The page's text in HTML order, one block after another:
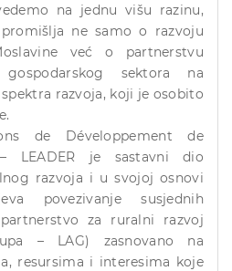
na jednu višu razinu,
ne samo o razvoju
već o partnerstvu
sektora na
razvoja, koji je osobito
de Développement de
– LEADER je sastavni dio
razvoja i u svojoj osnovi
povezivanje susjednih
za ruralni razvoj
– LAG) zasnovano na
resursima i interesima koje